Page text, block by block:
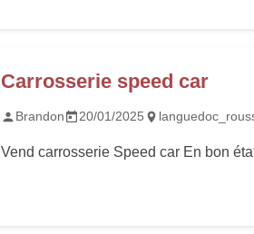
Carrosserie speed car
Brandon 20/01/2025
Vend carrosserie Speed car En bon